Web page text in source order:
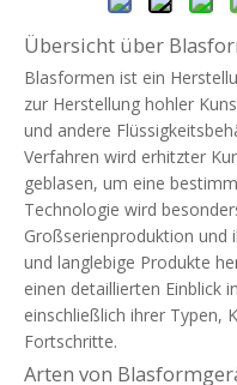
Übersicht über
Blasformen ist ein
zur Herstellung hohler
und andere
Verfahren wird erhitzter
geblasen, um eine
Technologie wird
Großserienproduktion und
und langlebige Produkte
einen detaillierten Einblick
einschließlich ihrer Typen,
Fortschritte.
Arten von